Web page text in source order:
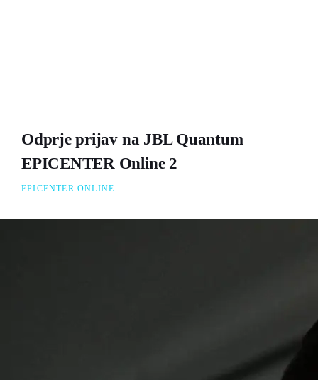
Odprje prijav na JBL Quantum
EPICENTER Online 2
EPICENTER ONLINE